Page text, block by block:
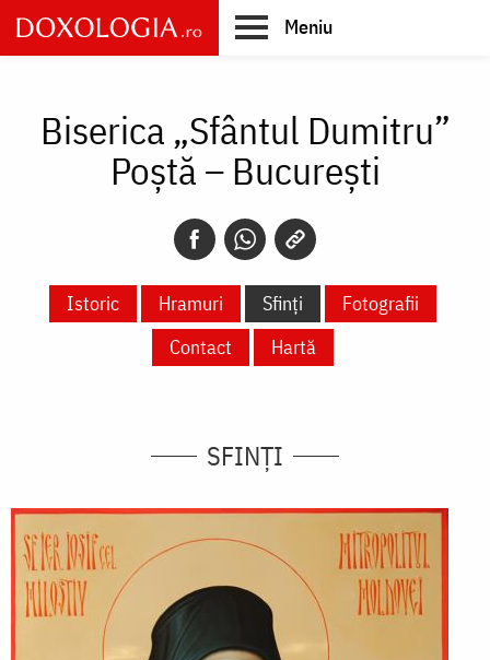
Skip
to
main
Meniu
Biserica „Sfântul Dumitru”
Poștă – București
Istoric Hramuri Sfinți
Fotografii
Contact
Hartă
SFINȚI